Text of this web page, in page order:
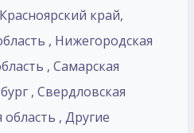
край,
, Нижегородская
, Самарская
, Свердловская
область , Другие